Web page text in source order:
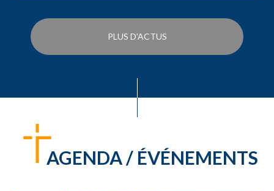
PLUS D'ACTUS
AGENDA / ÉVÉNEMENTS